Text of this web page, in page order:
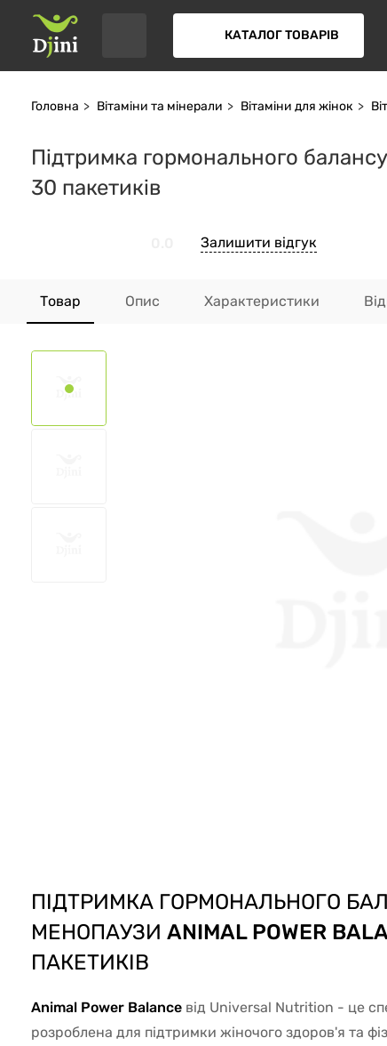
КАТАЛОГ ТОВАРІВ
Головна Вітаміни та мінерали Вітаміни для жінок
Підтримка гормонального
30 пакетиків
Залишити відгук
Товар Опис Характеристики
ПІДТРИМКА ГОРМОНАЛЬНОГО
МЕНОПАУЗИ ANIMAL POWER
ПАКЕТИКІВ
Animal Power Balance від Universal Nutrition - це
розроблена для підтримки жіночого здоров'я та